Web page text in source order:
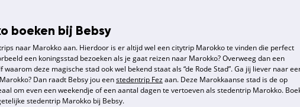
boeken bij Bebsy
naar Marokko aan. Hierdoor is er altijd wel een citytrip Marokko te vinden die perfect
een koningsstad bezoeken als je gaat reizen naar Marokko? Overweeg dan een
waarom deze magische stad ook wel bekend staat als “de Rode Stad”. Ga jij liever naar
Dan raadt Bebsy jou eenstedentrip Fezaan. Deze Marokkaanse stad is de op
om even een weekendje of een aantal dagen te vertoeven als stedentrip Marokko.
stedentrip Marokko bij Bebsy.